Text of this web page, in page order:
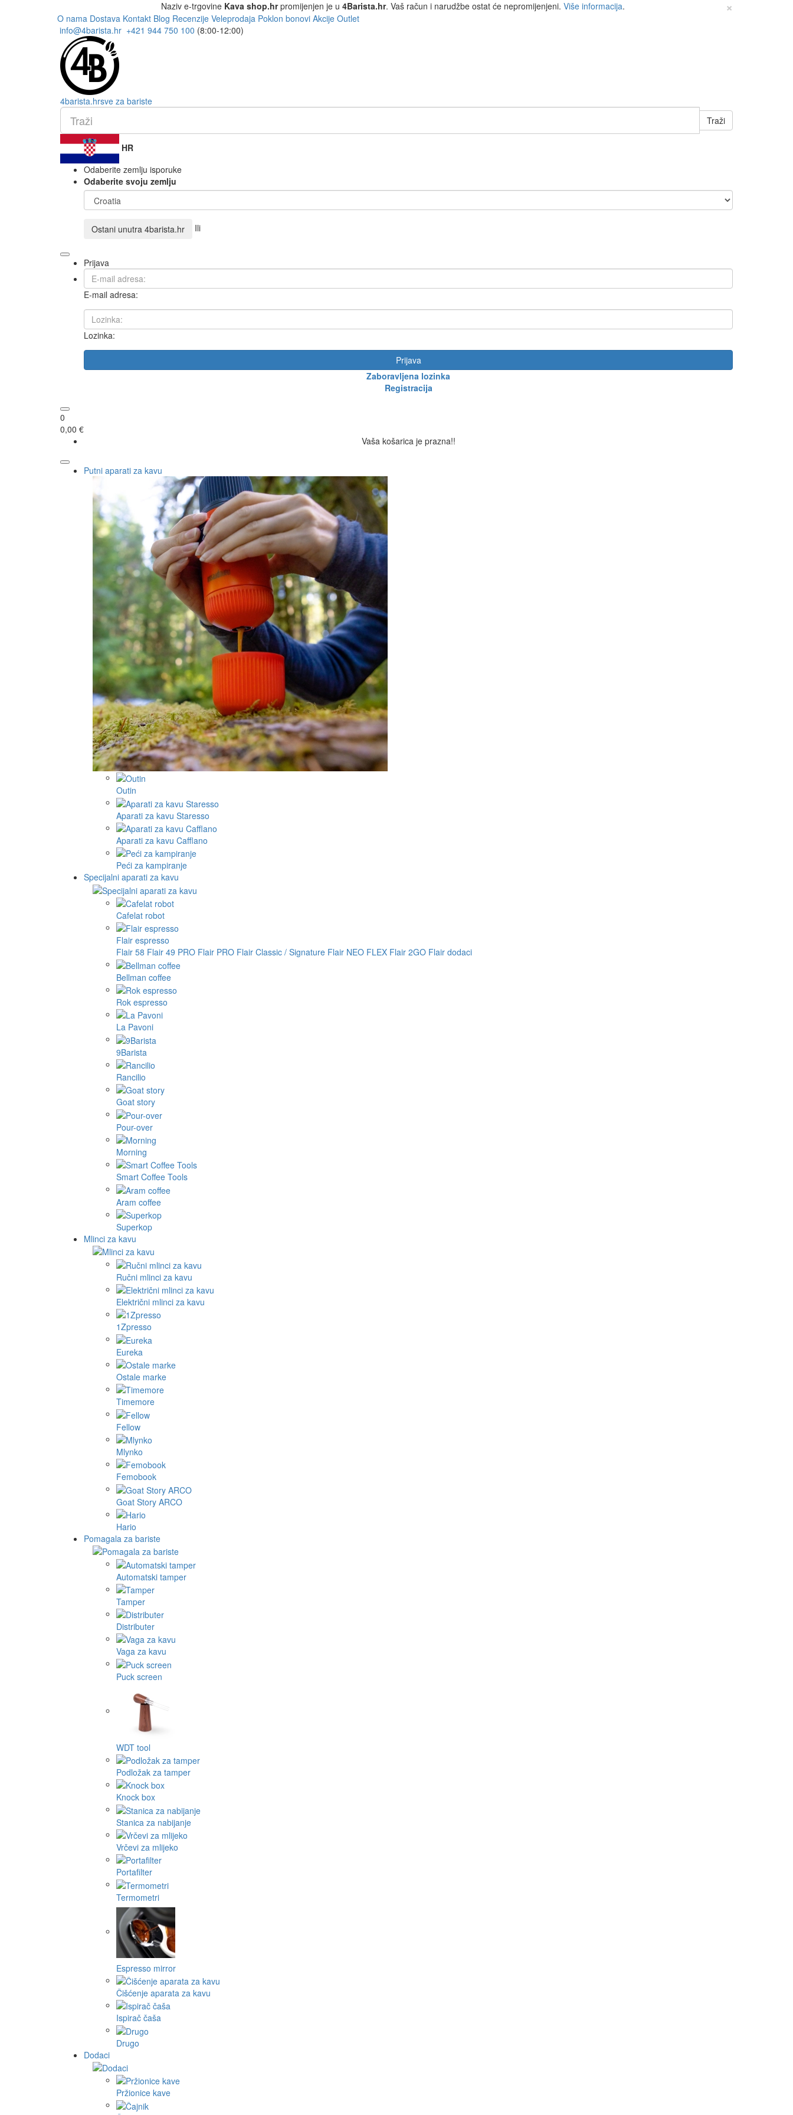
Naziv e-trgovine Kava shop.hrpromijenjen je u 4Barista.hr. Vaš račun i narudžbe ostat će nepromijenjeni. Više informacija. ×
O nama Dostava Kontakt Blog Recenzije Veleprodaja Poklon bonovi Akcije Outlet
info@4barista.hr +421 944 750 100 (8:00-12:00)
4barista.hrsve za bariste
Traži
HR
Odaberite zemlju isporuke
Odaberite svoju zemlju
Ostani unutra 4barista.hr Ili
Prijava
E-mail adresa:
Lozinka:
Prijava
Zaboravljena lozinka
Registracija
0
0,00 €
Vaša košarica je prazna!!
Putni aparati za kavu
Outin
Aparati za kavu Staresso
Aparati za kavu Cafflano
Peći za kampiranje
Specijalni aparati za kavu
Cafelat robot
Flair espresso
Flair 58 Flair 49 PRO Flair PRO Flair Classic / Signature Flair NEO FLEX Flair 2GO Flair dodaci
Bellman coffee
Rok espresso
La Pavoni
9Barista
Rancilio
Goat story
Pour-over
Morning
Smart Coffee Tools
Aram coffee
Superkop
Mlinci za kavu
Ručni mlinci za kavu
Električni mlinci za kavu
1Zpresso
Eureka
Ostale marke
Timemore
Fellow
Mlynko
Femobook
Goat Story ARCO
Hario
Pomagala za bariste
Automatski tamper
Tamper
Distributer
Vaga za kavu
Puck screen
WDT tool
Podložak za tamper
Knock box
Stanica za nabijanje
Vrčevi za mlijeko
Portafilter
Termometri
Espresso mirror
Čišćenje aparata za kavu
Ispirač čaša
Drugo
Dodaci
Pržionice kave